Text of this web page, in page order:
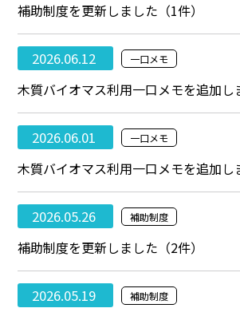
補助制度を更新しました（1件）
2026.06.12 一口メモ
木質バイオマス利用一口メモを追加し
2026.06.01 一口メモ
木質バイオマス利用一口メモを追加し
2026.05.26 補助制度
補助制度を更新しました（2件）
2026.05.19 補助制度